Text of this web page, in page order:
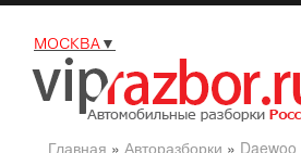
МОСКВА▼
Главная » Авторазборки » Daewoo